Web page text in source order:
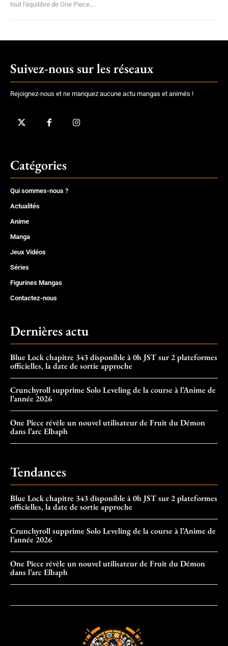
tout l'équilibre de One Piece....
Suivez-nous sur les réseaux
Rejoignez-nous et ne manquez aucune actu mangas et animés !
Catégories
Qui sommes-nous ?
Actualités
Anime
Manga
Jeux Vidéos
Séries
Figurines Mangas
Contactez-nous
Dernières actu
Blue Lock chapitre 343 disponible à 0h JST sur 2 plateformes
officielles, la date de sortie approche
Crunchyroll supprime Solo Leveling de la course à l’Anime de
l’année 2026
One Piece révèle un nouvel utilisateur de Fruit du Démon
dans l’arc Elbaph
Tendances
Blue Lock chapitre 343 disponible à 0h JST sur 2 plateformes
officielles, la date de sortie approche
Crunchyroll supprime Solo Leveling de la course à l’Anime de
l’année 2026
One Piece révèle un nouvel utilisateur de Fruit du Démon
dans l’arc Elbaph